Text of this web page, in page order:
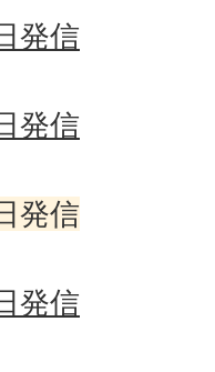
発信
発信
発信
発信